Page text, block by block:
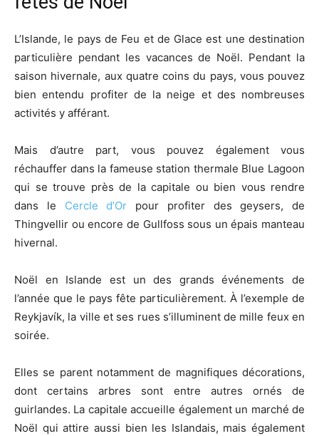
L’Islande, le pays de Feu et de Glace est une destination
particulière pendant les vacances de Noël. Pendant la
saison hivernale, aux quatre coins du pays, vous pouvez
bien entendu profiter de la neige et des nombreuses
activités y afférant.
Mais d’autre part, vous pouvez également vous
réchauffer dans la fameuse station thermale Blue Lagoon
qui se trouve près de la capitale ou bien vous rendre
dans le Cercle d’Or pour profiter des geysers, de
Thingvellir ou encore de Gullfoss sous un épais manteau
hivernal.
Noël en Islande est un des grands événements de
l’année que le pays fête particulièrement. À l’exemple de
Reykjavík, la ville et ses rues s’illuminent de mille feux en
soirée.
Elles se parent notamment de magnifiques décorations,
dont certains arbres sont entre autres ornés de
guirlandes. La capitale accueille également un marché de
Noël qui attire aussi bien les Islandais, mais également